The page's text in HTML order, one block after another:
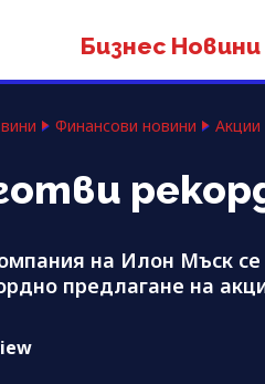
Бизнес Новини
Финансови новини Акции
на Илон Мъск
предлагане на